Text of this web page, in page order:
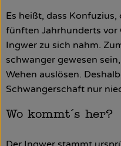
Es heißt, dass
fünften Jahrhunderts vor
Ingwer zu sich nahm.
schwanger gewesen
Wehen auslösen.
Schwangerschaft nur
Wo kommt´s her?